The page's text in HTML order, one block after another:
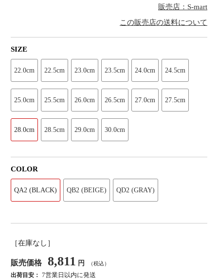
販売店：S-mart
この販売店の送料について
SIZE
22.0cm 22.5cm 23.0cm 23.5cm 24.0cm 24.5cm
25.0cm 25.5cm 26.0cm 26.5cm 27.0cm 27.5cm
28.0cm 28.5cm 29.0cm 30.0cm
COLOR
QA2 (BLACK) QB2 (BEIGE) QD2 (GRAY)
［在庫なし］
販売価格 8,811 円 （税込）
出荷目安： 7営業日以内に発送